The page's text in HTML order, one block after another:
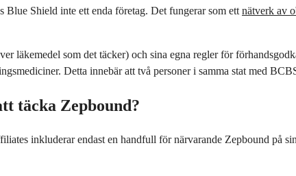
Shield inte ett enda företag. Det fungerar som ett nätverk av
läkemedel som det täcker) och sina egna regler för
Detta innebär att två personer i samma stat med
täcka Zepbound?
inkluderar endast en handfull för närvarande Zepbound på